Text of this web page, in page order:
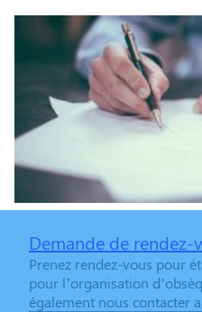
Demande de rendez-
Prenez rendez-vous pour
pour l’organisation
également nous contacter